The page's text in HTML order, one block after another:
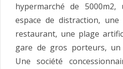
hypermarché de
espace de distraction, une
restaurant, une plage
gare de gros porteurs, un
Une société